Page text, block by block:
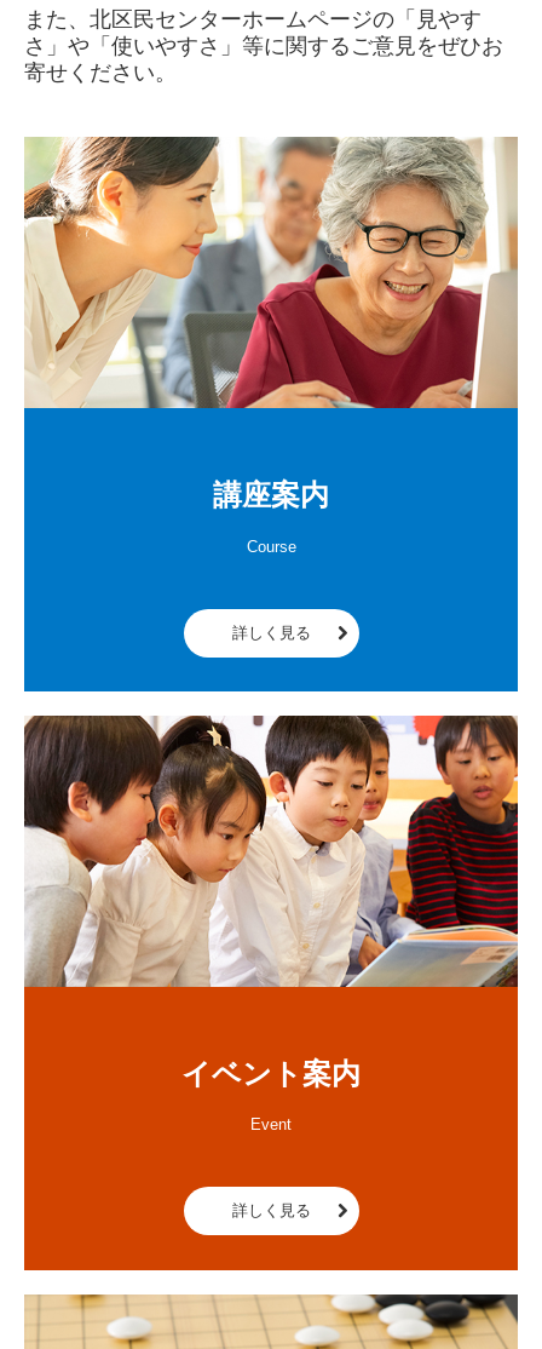
また、北区民センターホームページの「見やす
さ」や「使いやすさ」等に関するご意見をぜひお
寄せください。
講座案内
Course
詳しく見る
イベント案内
Event
詳しく見る